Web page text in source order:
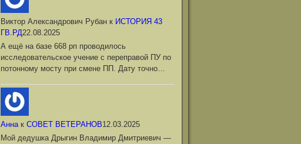
Виктор Александрович Рубанк ИСТОРИЯ 43
ГВ.РД22.08.2025
А ещё на базе 668 рп проводилось
исследовательское учение с переправой ПУ по
потонному мосту при смене ПП. Дату точно…
Аннак СОВЕТ ВЕТЕРАНОВ12.03.2025
Мой дедушка Дрыгин Владимир Дмитриевич —